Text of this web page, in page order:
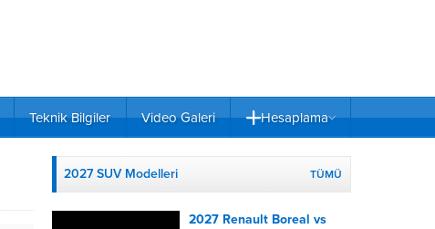
Teknik Bilgiler Video Galeri Hesaplama
2027 SUV Modelleri TÜMÜ
2027 Renault Boreal vs